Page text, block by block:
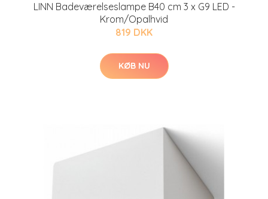
LINN Badeværelseslampe B40 cm 3 x G9 LED -
Krom/Opalhvid
819 DKK
KØB NU